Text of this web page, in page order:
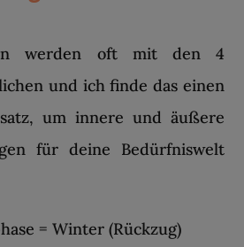
werden oft mit den 4
und ich finde das einen
um innere und äußere
für deine Bedürfniswelt
= Winter (Rückzug)